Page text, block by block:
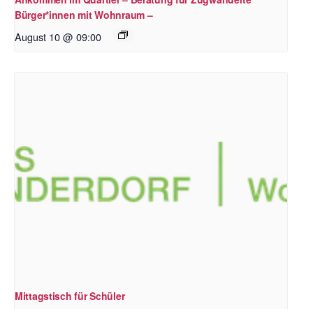
Bürger*innen mit Wohnraum –
August 10 @ 09:00
Mittagstisch für Schüler